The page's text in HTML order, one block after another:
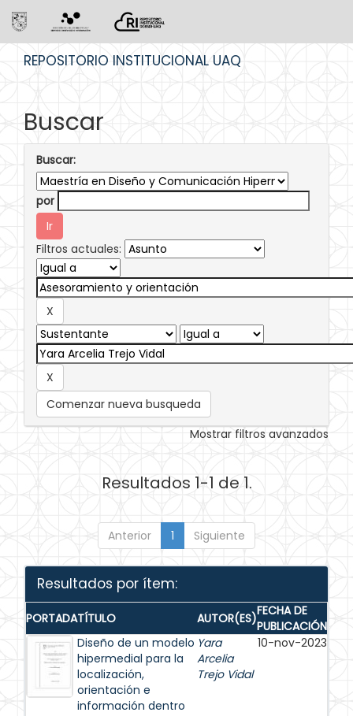
REPOSITORIO INSTITUCIONAL UAQ
Buscar
Buscar:
por
Filtros actuales:
Comenzar nueva busqueda
Mostrar filtros avanzados
Resultados 1-1 de 1.
Anterior 1 Siguiente
Resultados por ítem:
PORTADATÍTULO AUTOR(ES)FECHA DE
PUBLICACIÓN
Diseño de un modelo
hipermedial para la
localización,
orientación e
información dentro
Yara
Arcelia
Trejo Vidal
10-nov-2023